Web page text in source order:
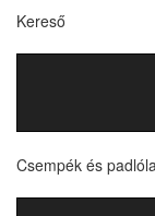
Kereső
Csempék és